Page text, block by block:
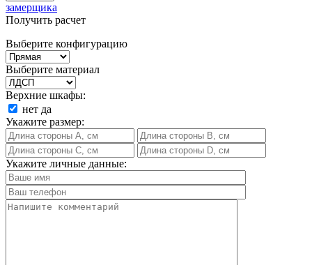
замерщика
Получить расчет
Выберите конфигурацию
Выберите материал
Верхние шкафы:
нет да
Укажите размер:
Укажите личные данные: